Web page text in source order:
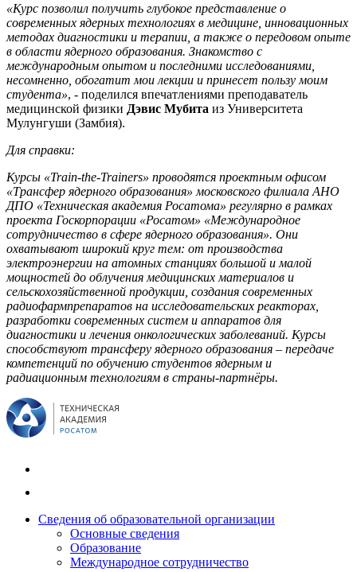
«Курс позволил получить глубокое представление о
современных ядерных технологиях в медицине, инновационных
методах диагностики и терапии, а также о передовом опыте
в области ядерного образования. Знакомство с
международным опытом и последними исследованиями,
несомненно, обогатит мои лекции и принесет пользу моим
студента», - поделился впечатлениями преподаватель
медицинской физики Дэвис Мубита из Университета
Мулунгуши (Замбия).
Для справки:
Курсы «Train-the-Trainers» проводятся проектным офисом
«Трансфер ядерного образования» московского филиала АНО
ДПО «Техническая академия Росатома» регулярно в рамках
проекта Госкорпорации «Росатом» «Международное
сотрудничество в сфере ядерного образования». Они
охватывают широкий круг тем: от производства
электроэнергии на атомных станциях большой и малой
мощностей до облучения медицинских материалов и
сельскохозяйственной продукции, создания современных
радиофармпрепаратов на исследовательских реакторах,
разработки современных систем и аппаратов для
диагностики и лечения онкологических заболеваний. Курсы
способствуют трансферу ядерного образования – передаче
компетенций по обучению студентов ядерным и
радиационным технологиям в страны-партнёры.
Сведения об образовательной организации
Основные сведения
Образование
Международное сотрудничество